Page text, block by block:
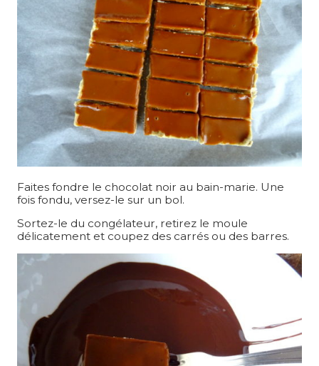
Faites fondre le chocolat noir au bain-marie. Une
fois fondu, versez-le sur un bol.
Sortez-le du congélateur, retirez le moule
délicatement et coupez des carrés ou des barres.